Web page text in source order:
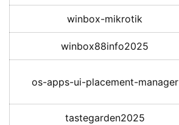
winbox-mikrotik
winbox88info2025
os-apps-ui-placement-manager
tastegarden2025